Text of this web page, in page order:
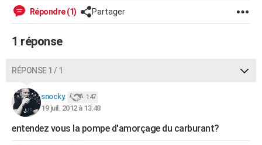
Forum
Aménagement intérieur
Extérieur
Cuisine
Salle de bains
Jardinage
Rangement
WEEK-END
Alimentation
Guide de la santé
Destinations
City break
Voyage nature
Voyage de noces
Forum
Climat
+PHOTO
GUIDES D'ACHAT
Répondre (1) Partager
1 réponse
RÉPONSE 1 / 1
snocky. 147
19 juil. 2012 à 13:48
entendez vous la pompe d'amorçage du carburant?